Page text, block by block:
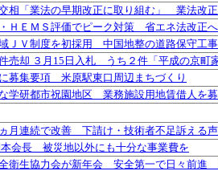
相「業法の早期改正に取り組む」 業法改正
ＨＥＭＳ評価でピーク対策 省エネ法改正
ＪＶ制度を初採用 中国地整の道路保守工
売却 ３月15日入札 うち２件「平成の京町
募集要項 米原駅東口周辺まちづくり
学研都市祝園地区 業務施設用地賃借人を
月連続で改善 下請け・技術者不足訴える
会長 被災地以外にも十分な事業費を
衛生協力会が新年会 安全第一で日々前進